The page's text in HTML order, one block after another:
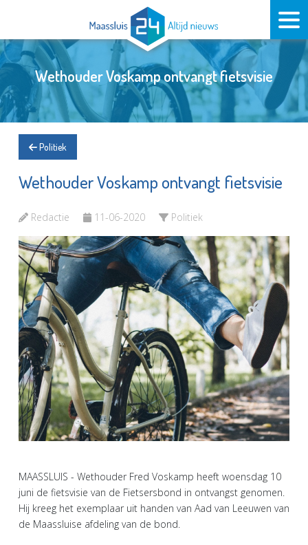
Wethouder Voskamp ontvangt fietsvisie
Politiek
Wethouder Voskamp ontvangt fietsvisie
Redactie 11-06-2020 Politiek
MAASSLUIS - Wethouder Fred Voskamp heeft woensdag 10
juni de fietsvisie van de Fietsersbond in ontvangst genomen.
Hij kreeg het exemplaar uit handen van Aad van Leeuwen van
de Maassluise afdeling van de bond.